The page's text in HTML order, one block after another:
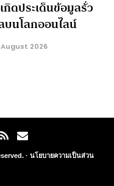
กิดประเด็นข้อมูลรั่ว
บนโลกออนไลน์
2026
· นโยบายความเป็นส่วน